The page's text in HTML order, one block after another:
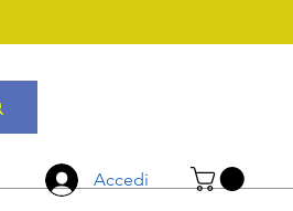
Accedi